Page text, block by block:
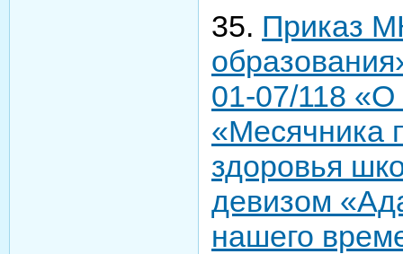
35. Приказ
01-07/118
«Месячника
здоровья
девизом
нашего